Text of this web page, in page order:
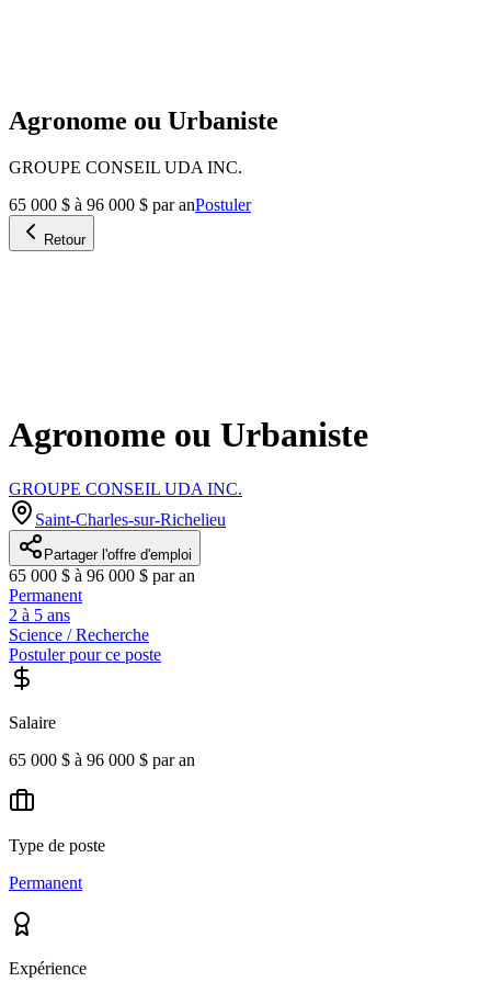
Agronome ou Urbaniste
GROUPE CONSEIL UDA INC.
65 000 $ à 96 000 $ par anPostuler
Retour
Agronome ou Urbaniste
GROUPE CONSEIL UDA INC.
Saint-Charles-sur-Richelieu
Partager l'offre d'emploi
65 000 $ à 96 000 $ par an
Permanent
2 à 5 ans
Science / Recherche
Postuler pour ce poste
Salaire
65 000 $ à 96 000 $ par an
Type de poste
Permanent
Expérience